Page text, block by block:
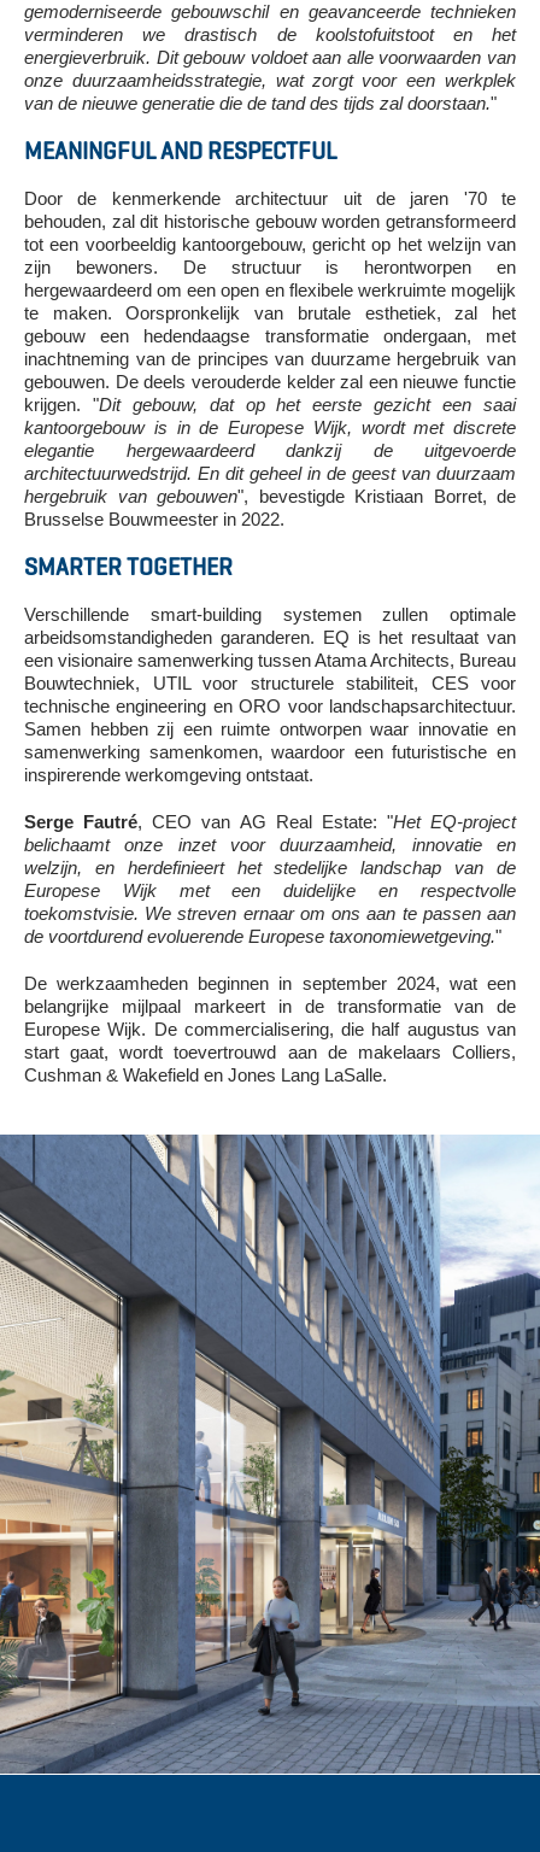
gemoderniseerde gebouwschil en geavanceerde technieken
verminderen we drastisch de koolstofuitstoot en het
energieverbruik. Dit gebouw voldoet aan alle voorwaarden van
onze duurzaamheidsstrategie, wat zorgt voor een werkplek
van de nieuwe generatie die de tand des tijds zal doorstaan."
MEANINGFUL AND RESPECTFUL
Door de kenmerkende architectuur uit de jaren '70 te
behouden, zal dit historische gebouw worden getransformeerd
tot een voorbeeldig kantoorgebouw, gericht op het welzijn van
zijn bewoners. De structuur is herontworpen en
hergewaardeerd om een open en flexibele werkruimte mogelijk
te maken. Oorspronkelijk van brutale esthetiek, zal het
gebouw een hedendaagse transformatie ondergaan, met
inachtneming van de principes van duurzame hergebruik van
gebouwen. De deels verouderde kelder zal een nieuwe functie
krijgen. "Dit gebouw, dat op het eerste gezicht een saai
kantoorgebouw is in de Europese Wijk, wordt met discrete
elegantie hergewaardeerd dankzij de uitgevoerde
architectuurwedstrijd. En dit geheel in de geest van duurzaam
hergebruik van gebouwen", bevestigde Kristiaan Borret, de
Brusselse Bouwmeester in 2022.
SMARTER TOGETHER
Verschillende smart-building systemen zullen optimale
arbeidsomstandigheden garanderen. EQ is het resultaat van
een visionaire samenwerking tussen Atama Architects, Bureau
Bouwtechniek, UTIL voor structurele stabiliteit, CES voor
technische engineering en ORO voor landschapsarchitectuur.
Samen hebben zij een ruimte ontworpen waar innovatie en
samenwerking samenkomen, waardoor een futuristische en
inspirerende werkomgeving ontstaat.
Serge Fautré, CEO van AG Real Estate: "Het EQ-project
belichaamt onze inzet voor duurzaamheid, innovatie en
welzijn, en herdefinieert het stedelijke landschap van de
Europese Wijk met een duidelijke en respectvolle
toekomstvisie. We streven ernaar om ons aan te passen aan
de voortdurend evoluerende Europese taxonomiewetgeving."
De werkzaamheden beginnen in september 2024, wat een
belangrijke mijlpaal markeert in de transformatie van de
Europese Wijk. De commercialisering, die half augustus van
start gaat, wordt toevertrouwd aan de makelaars Colliers,
Cushman & Wakefield en Jones Lang LaSalle.